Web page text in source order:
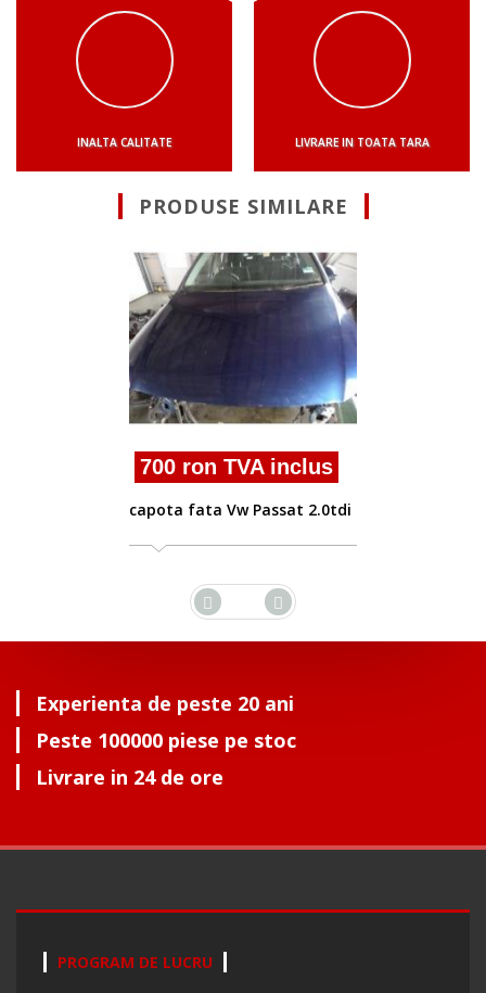
INALTA CALITATE LIVRARE IN TOATA TARA
PRODUSE SIMILARE
Suna pentru
capota fata Vw Passat
Experienta de peste 20 ani
Peste 100000 piese pe stoc
Livrare in 24 de ore
PROGRAM DE LUCRU